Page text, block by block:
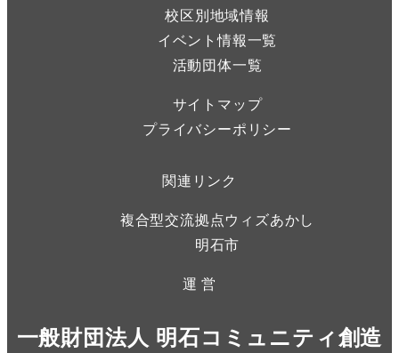
校区別地域情報
イベント情報一覧
活動団体一覧
サイトマップ
プライバシーポリシー
関連リンク
複合型交流拠点ウィズあかし
明石市
運 営
一般財団法人 明石コミュニティ創造